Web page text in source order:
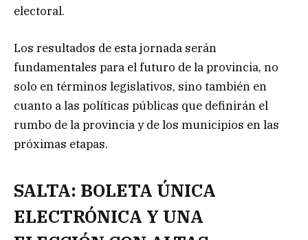
electoral.
Los resultados de esta jornada serán
fundamentales para el futuro de la provincia, no
solo en términos legislativos, sino también en
cuanto a las políticas públicas que definirán el
rumbo de la provincia y de los municipios en las
próximas etapas.
SALTA: BOLETA ÚNICA
ELECTRÓNICA Y UNA